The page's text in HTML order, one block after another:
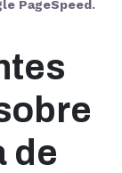
PageSpeed.
de